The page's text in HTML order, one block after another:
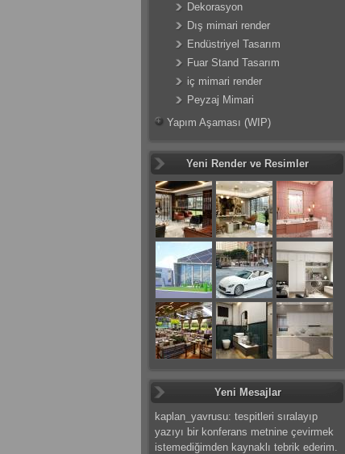
Dekorasyon
Dış mimari render
Endüstriyel Tasarım
Fuar Stand Tasarım
iç mimari render
Peyzaj Mimari
Yapım Aşaması (WIP)
Yeni Render ve Resimler
Yeni Mesajlar
kaplan_yavrusu: tespitleri sıralayıp
yazıyı bir konferans metnine çevirmek
istemediğimden kaynaklı tebrik ederim.